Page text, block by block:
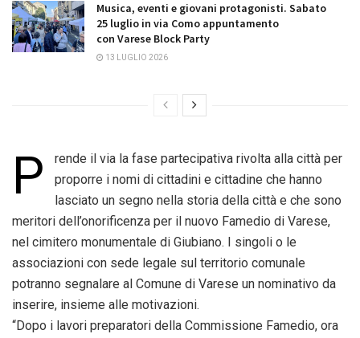
Musica, eventi e giovani protagonisti. Sabato
25 luglio in via Como appuntamento
con Varese Block Party
13 LUGLIO 2026
P
rende il via la fase partecipativa rivolta alla città per
proporre i nomi di cittadini e cittadine che hanno
lasciato un segno nella storia della città e che sono
meritori dell’onorificenza per il nuovo Famedio di Varese,
nel cimitero monumentale di Giubiano. I singoli o le
associazioni con sede legale sul territorio comunale
potranno segnalare al Comune di Varese un nominativo da
inserire, insieme alle motivazioni.
“Dopo i lavori preparatori della Commissione Famedio, ora